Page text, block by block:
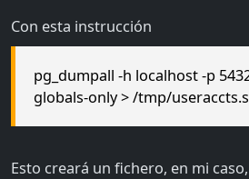
Con esta instrucción
pg_dumpall -h localhost -p
globals-only > /tmp/
Esto creará un fichero, en mi